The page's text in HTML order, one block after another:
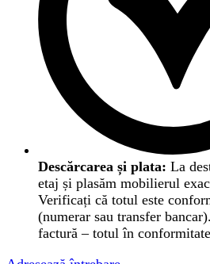
Descărcarea și plata: La
etaj și plasăm mobilierul
Verificați că totul este
(numerar sau transfer
factură – totul în